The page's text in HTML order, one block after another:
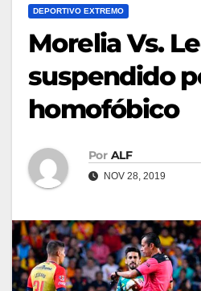
DEPORTIVO EXTREMO
Morelia Vs.
suspendido
homofóbico
Por ALF
NOV 28, 2019